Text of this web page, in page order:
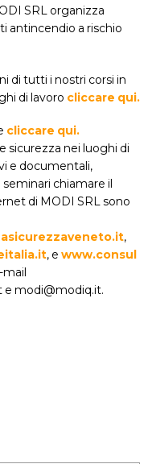
SRL organizza
antincendio a rischio
di tutti i nostri corsi in
di lavoro cliccare qui.
cliccare qui.
sicurezza nei luoghi di
e documentali,
chiamare il
di MODI SRL sono
,
, e www.consul
mail
e modi@modiq.it.